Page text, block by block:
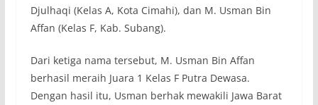
Djulhaqi (Kelas A, Kota Cimahi), dan M. Usman Bin
Affan (Kelas F, Kab. Subang).
Dari ketiga nama tersebut, M. Usman Bin Affan
berhasil meraih Juara 1 Kelas F Putra Dewasa.
Dengan hasil itu, Usman berhak mewakili Jawa Barat